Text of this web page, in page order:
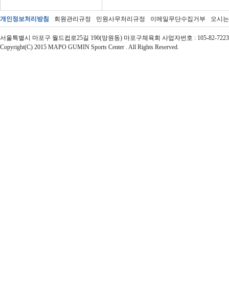
개인정보처리방침 회원관리규정 민원사무처리규정 이메일무단수집거부 오시
서울특별시 마포구 월드컵로25길 190(망원동) 마포구체육회 사업자번호 : 105-82-
Copyright(C) 2015 MAPO GUMIN Sports Center . All Rights Reserved.